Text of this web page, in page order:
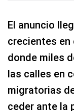
El anuncio
crecientes en
donde miles
las calles en
migratorias
ceder ante la